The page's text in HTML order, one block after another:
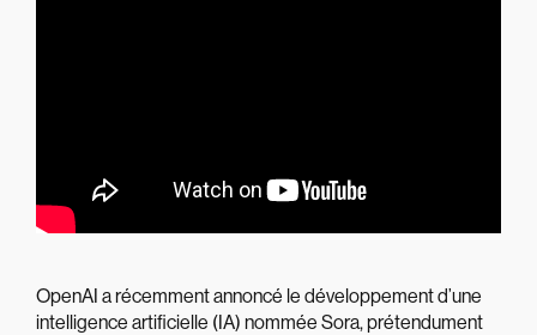
OpenAI a récemment annoncé le développement d’une
intelligence artificielle (IA) nommée Sora, prétendument